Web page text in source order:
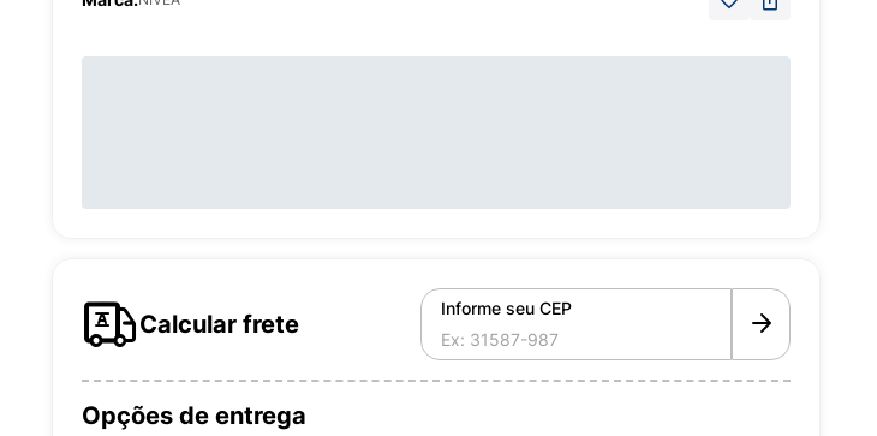
Calcular frete
Informe seu CEP
Opções de entrega